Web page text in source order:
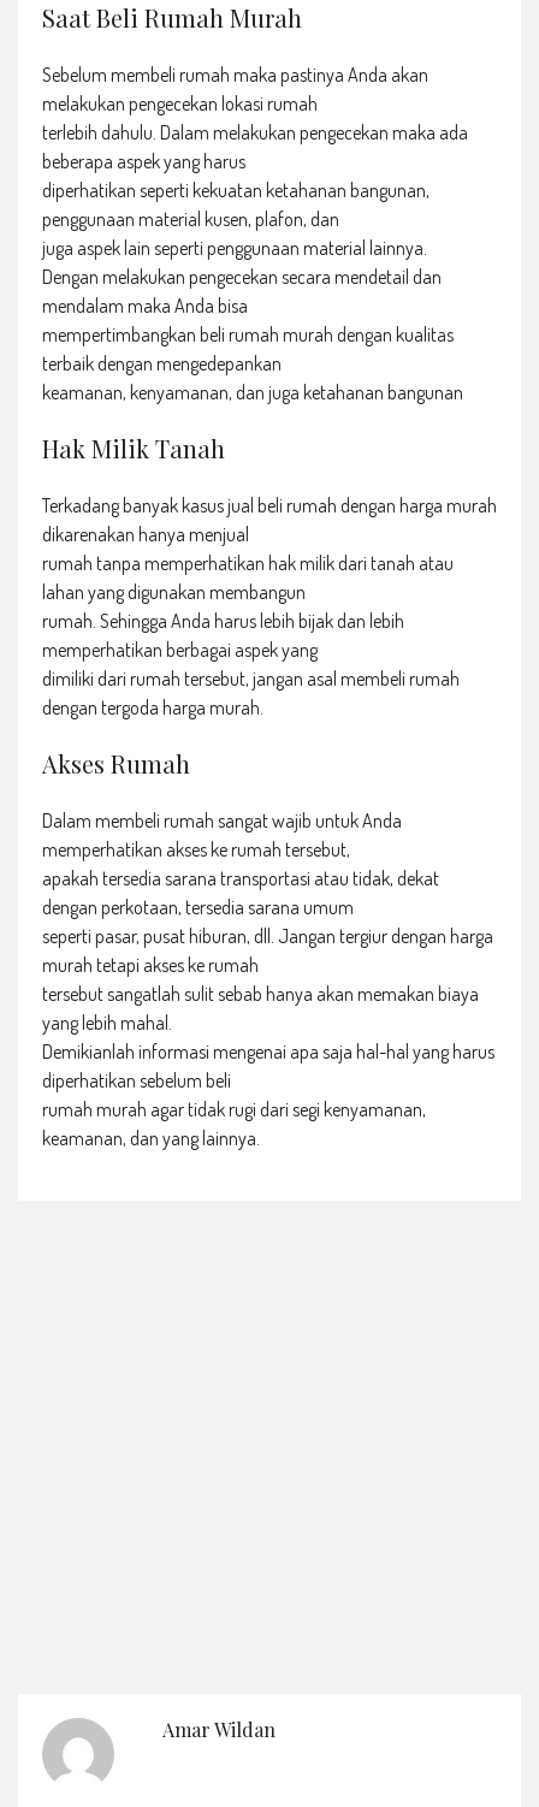
Saat Beli Rumah Murah
Sebelum membeli rumah maka pastinya Anda akan
melakukan pengecekan lokasi rumah
terlebih dahulu. Dalam melakukan pengecekan maka ada
beberapa aspek yang harus
diperhatikan seperti kekuatan ketahanan bangunan,
penggunaan material kusen, plafon, dan
juga aspek lain seperti penggunaan material lainnya.
Dengan melakukan pengecekan secara mendetail dan
mendalam maka Anda bisa
mempertimbangkan beli rumah murah dengan kualitas
terbaik dengan mengedepankan
keamanan, kenyamanan, dan juga ketahanan bangunan
Hak Milik Tanah
Terkadang banyak kasus jual beli rumah dengan harga murah
dikarenakan hanya menjual
rumah tanpa memperhatikan hak milik dari tanah atau
lahan yang digunakan membangun
rumah. Sehingga Anda harus lebih bijak dan lebih
memperhatikan berbagai aspek yang
dimiliki dari rumah tersebut, jangan asal membeli rumah
dengan tergoda harga murah.
Akses Rumah
Dalam membeli rumah sangat wajib untuk Anda
memperhatikan akses ke rumah tersebut,
apakah tersedia sarana transportasi atau tidak, dekat
dengan perkotaan, tersedia sarana umum
seperti pasar, pusat hiburan, dll. Jangan tergiur dengan harga
murah tetapi akses ke rumah
tersebut sangatlah sulit sebab hanya akan memakan biaya
yang lebih mahal.
Demikianlah informasi mengenai apa saja hal-hal yang harus
diperhatikan sebelum beli
rumah murah agar tidak rugi dari segi kenyamanan,
keamanan, dan yang lainnya.
Amar Wildan